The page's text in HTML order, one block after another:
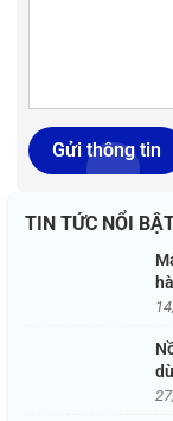
Gửi thông tin
TIN TỨC NỔI